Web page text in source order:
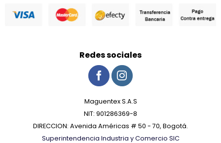
Redes sociales
Maguentex S.A.S
NIT: 901286369-8
DIRECCION: Avenida Américas # 50 - 70, Bogotá.
Superintendencia Industria y Comercio SIC